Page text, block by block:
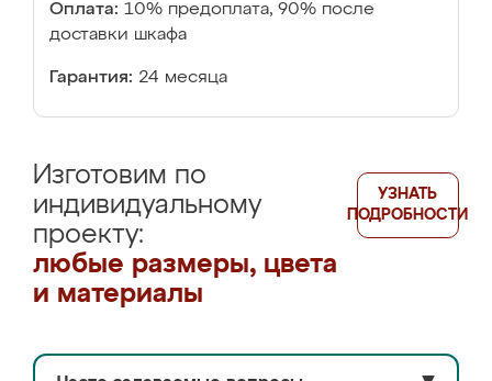
Оплата: 10% предоплата, 90% после
доставки шкафа
Гарантия: 24 месяца
Изготовим по
индивидуальному
проекту:
любые размеры, цвета
и материалы
УЗНАТЬ
ПОДРОБНОСТИ